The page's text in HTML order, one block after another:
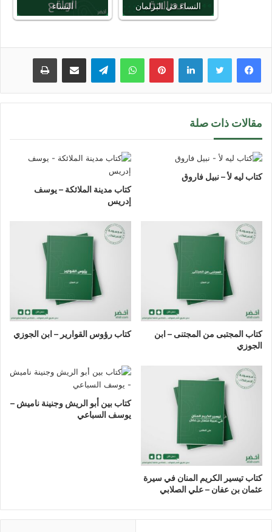
النساء
النساء في البرلمان
لينكدإن بينتيريستواتساب تيلقرام مشاركة عبر البريد طباعة
مقالات ذات صلة
كتاب ليه لأ – نبيل فاروق
كتاب مدينة الملائكة – يوسف
إدريس
كتاب المجتبى من المجتنى – ابن
الجوزي
كتاب رؤوس القوارير – ابن الجوزي
كتاب تيسير الكريم المنان في سيرة
عثمان بن عفان – علي الصلابي
كتاب بين أبو الريش وجنينة ناميش –
يوسف السباعي